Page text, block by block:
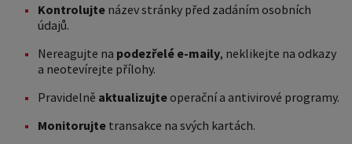
Kontrolujte název stránky před zadáním osobních
údajů.
Nereagujte na podezřelé e-maily, neklikejte na odkazy
a neotevírejte přílohy.
Pravidelně aktualizujteoperační a antivirové programy.
Monitorujte transakce na svých kartách.